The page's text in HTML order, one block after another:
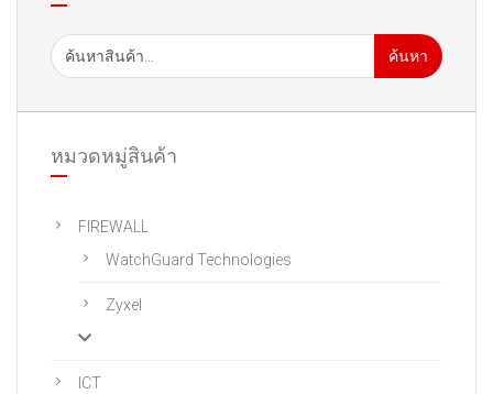
ค้นหา
หมวดหมู่สินค้า
FIREWALL
WatchGuard Technologies
Zyxel
ICT